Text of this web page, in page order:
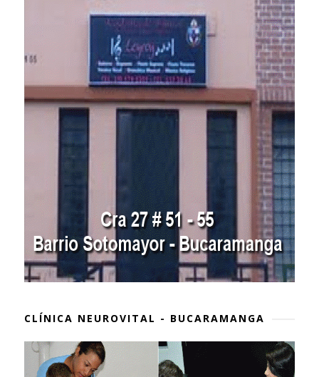
CLÍNICA NEUROVITAL - BUCARAMANGA